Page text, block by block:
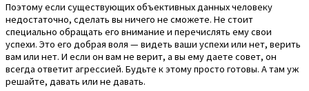
Поэтому если существующих объективных данных человеку
недостаточно, сделать вы ничего не сможете. Не стоит
специально обращать его внимание и перечислять ему свои
успехи. Это его добрая воля — видеть ваши успехи или нет, верить
вам или нет. И если он вам не верит, а вы ему даете совет, он
всегда ответит агрессией. Будьте к этому просто готовы. А там уж
решайте, давать или не давать.